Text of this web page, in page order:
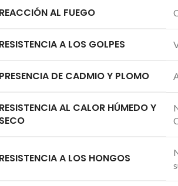
REACCIÓN AL FUEGO
RESISTENCIA A LOS GOLPES
PRESENCIA DE CADMIO Y PLOMO
RESISTENCIA AL CALOR HÚMEDO Y
SECO
RESISTENCIA A LOS HONGOS